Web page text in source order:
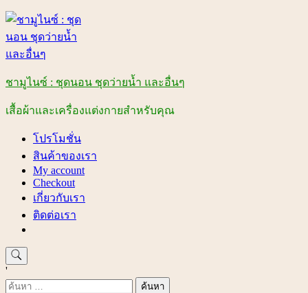
Skip
content
ชามูไนซ์ : ชุดนอน ชุดว่ายน้ำ และอื่นๆ
เสื้อผ้าและเครื่องแต่งกายสำหรับคุณ
โปรโมชั่น
สินค้าของเรา
My account
Checkout
เกี่ยวกับเรา
ติดต่อเรา
'
ค้นหา